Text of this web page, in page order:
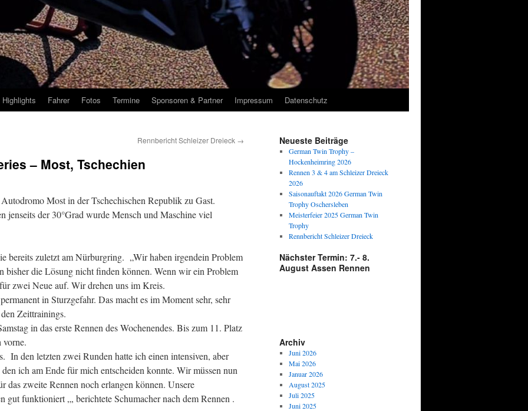
Highlights Fahrer Fotos Termine Sponsoren & Partner Impressum Datenschutz
Rennbericht Schleizer Dreieck →
– Most, Tschechien
Most in der Tschechischen Republik zu Gast.
jenseits der 30°Grad wurde Mensch und Maschine viel
bereits zuletzt am Nürburgring. „Wir haben irgendein Problem
bisher die Lösung nicht finden können. Wenn wir ein Problem
zwei Neue auf. Wir drehen uns im Kreis.
in Sturzgefahr. Das macht es im Moment sehr, sehr
Zeittrainings.
in das erste Rennen des Wochenendes. Bis zum 11. Platz
vorne.
In den letzten zwei Runden hatte ich einen intensiven, aber
ich am Ende für mich entscheiden konnte. Wir müssen nun
das zweite Rennen noch erlangen können. Unsere
gut funktioniert „, berichtete Schumacher nach dem Rennen .
Neueste Beiträge
German Twin Trophy –
Hockenheimring 2026
Rennen 3 & 4 am Schleizer Dreieck
2026
Saisonauftakt 2026 German Twin
Trophy Oschersleben
Meisterfeier 2025 German Twin
Trophy
Rennbericht Schleizer Dreieck
Nächster Termin: 7.- 8.
August Assen Rennen
Archiv
Juni 2026
Mai 2026
Januar 2026
August 2025
Juli 2025
Juni 2025